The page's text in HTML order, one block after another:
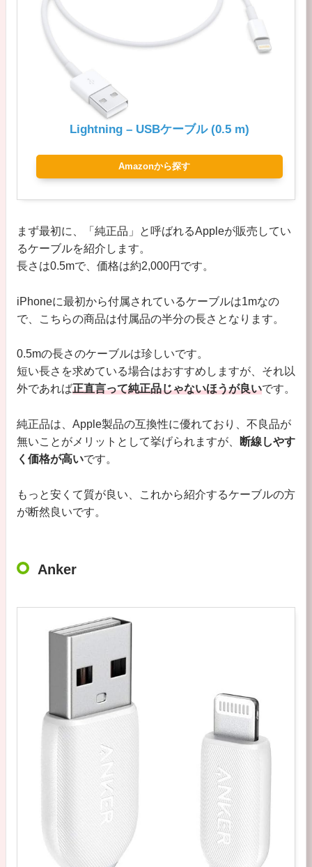
Lightning – USBケーブル (0.5 m)
Amazonから探す
まず最初に、「純正品」と呼ばれるAppleが販売してい
るケーブルを紹介します。
長さは0.5mで、価格は約2,000円です。
iPhoneに最初から付属されているケーブルは1mなの
で、こちらの商品は付属品の半分の長さとなります。
0.5mの長さのケーブルは珍しいです。
短い長さを求めている場合はおすすめしますが、それ以
外であれば正直言って純正品じゃないほうが良いです。
純正品は、Apple製品の互換性に優れており、不良品が
無いことがメリットとして挙げられますが、
断線しやす
く価格が高いです。
もっと安くて質が良い、これから紹介するケーブルの方
が断然良いです。
Anker